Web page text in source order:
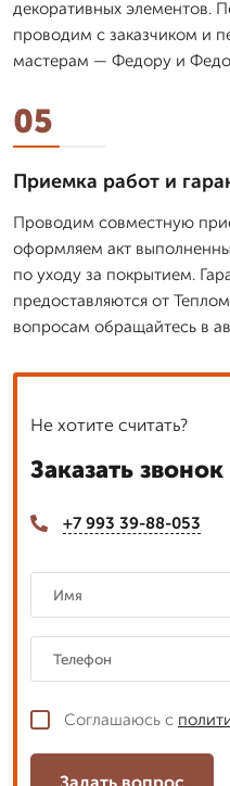
декоративных элементов.
проводим с заказчиком и
мастерам — Федору и
05
Приемка работ и
Проводим совместную
оформляем акт
по уходу за покрытием.
предоставляются от
вопросам обращайтесь в
Не хотите считать?
Заказать
+7 993 39-88-053
Соглашаюсь с
Задать вопрос